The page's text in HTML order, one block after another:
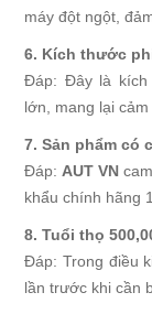
máy đột ngột,
6. Kích thước
Đáp: Đây là kích
lớn, mang lại
7. Sản phẩm có
Đáp: AUT VN
khẩu chính hãng
8. Tuổi thọ
Đáp: Trong điều
lần trước khi cần